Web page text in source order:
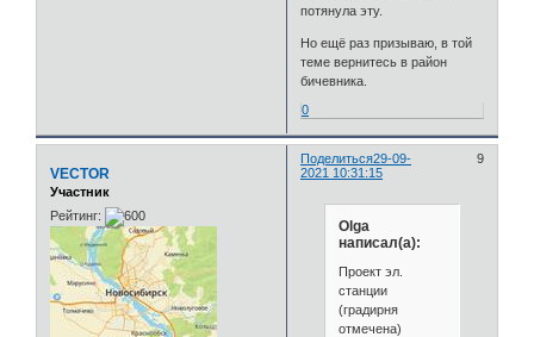
потянула эту.
Но ещё раз призываю, в той
теме вернитесь в район
бичевника.
0
Поделиться 9
29-09-
2021 10:31:15
VECTOR
Участник
Рейтинг:
Olga
написал(а):
Проект эл.
станции
(градирня
отмечена)